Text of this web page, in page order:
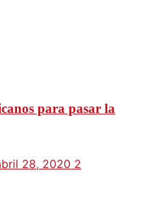
para pasar la
28, 2020 2